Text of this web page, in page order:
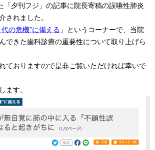
「夕刊フジ」の記事に院長寄稿の誤嚥性肺炎
されました。
の危機”に備える 」というコーナーで、当院
できた歯科診療の重要性について取り上げら
ておりますので是非ご覧いただければ幸いで
ます。